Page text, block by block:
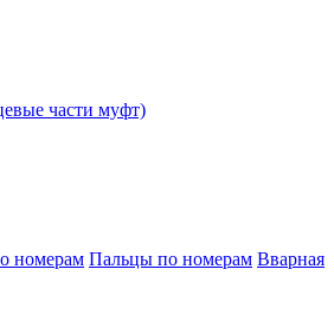
части муфт)
номерам Пальцы по номерам Вварная